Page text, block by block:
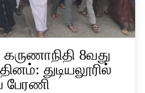
8வது
துடியலூரில்
பேரணி